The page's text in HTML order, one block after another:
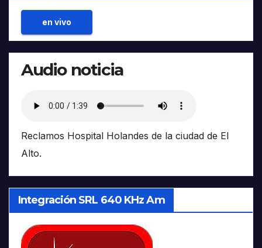
en vivo
Audio noticia
Reclamos Hospital Holandes de la ciudad de El
Alto.
Integración SRL 640 KHz Am